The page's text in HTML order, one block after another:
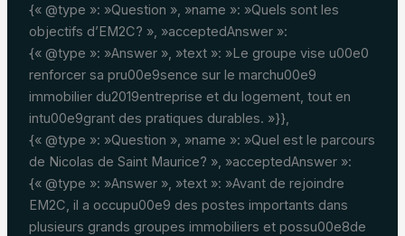
{« @type »: »Question », »name »: »Quels sont les
objectifs d’EM2C? », »acceptedAnswer »:
{« @type »: »Answer », »text »: »Le groupe vise u00e0
renforcer sa pru00e9sence sur le marchu00e9
immobilier du2019entreprise et du logement, tout en
intu00e9grant des pratiques durables. »}},
{« @type »: »Question », »name »: »Quel est le parcours
de Nicolas de Saint Maurice? », »acceptedAnswer »:
{« @type »: »Answer », »text »: »Avant de rejoindre
EM2C, il a occupu00e9 des postes importants dans
plusieurs grands groupes immobiliers et possu00e8de